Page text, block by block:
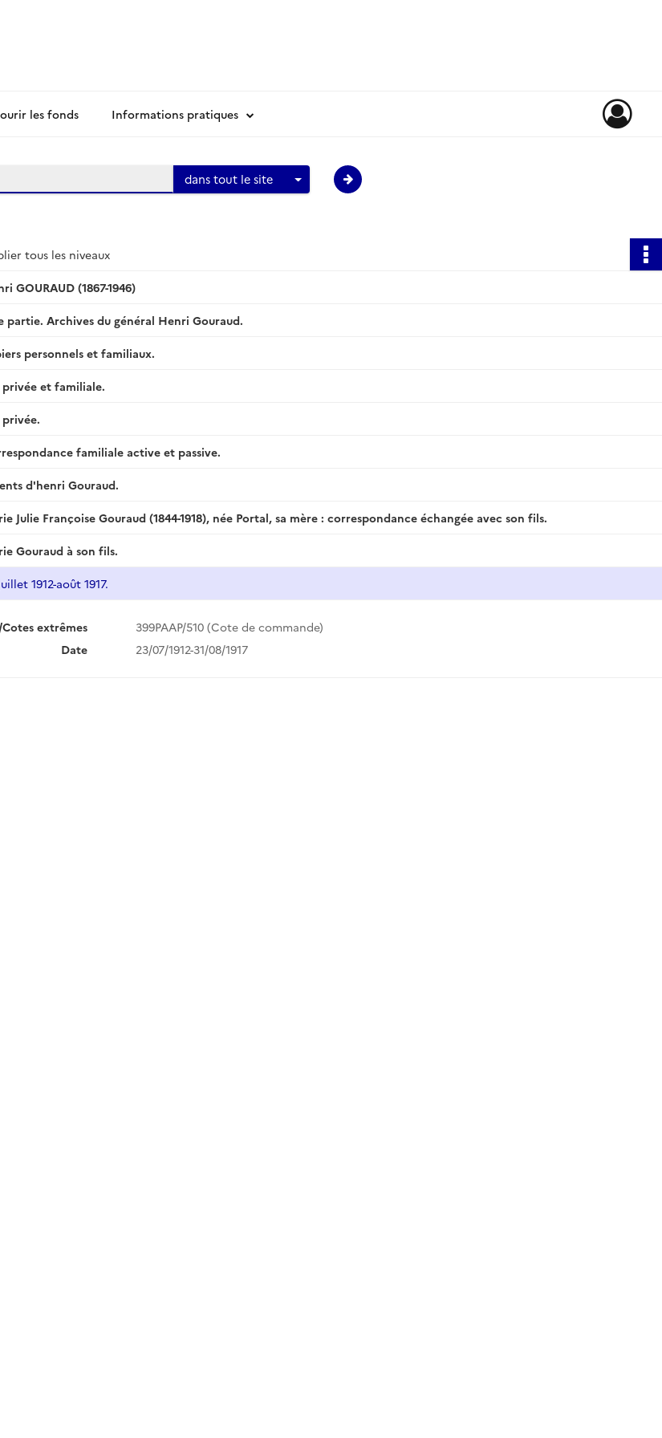
les fonds Informations pratiques
dans tout le site
tous les niveaux
GOURAUD (1867-1946)
partie. Archives du général Henri Gouraud.
personnels et familiaux.
privée et familiale.
familiale active et passive.
d'henri Gouraud.
Julie Françoise Gouraud (1844-1918), née Portal, sa mère : correspondance échangée avec son fils.
Gouraud à son fils.
1912-août 1917.
extrêmes
399PAAP/510 (Cote de commande)
Date
23/07/1912-31/08/1917